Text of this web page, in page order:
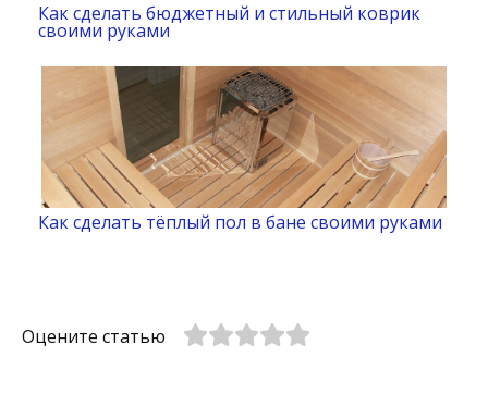
Как сделать бюджетный и стильный коврик
своими руками
Как сделать тёплый пол в бане своими руками
Оцените статью